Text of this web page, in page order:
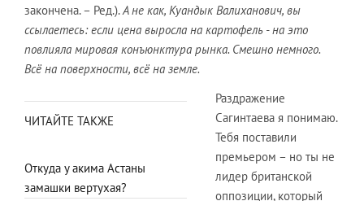
закончена. – Ред.).А не как, Куандык Валиханович, вы
ссылаетесь: если цена выросла на картофель - на это
повлияла мировая конъюнктура рынка. Смешно немного.
Всё на поверхности, всё на земле.
ЧИТАЙТЕ ТАКЖЕ
Откуда у акима Астаны
замашки вертухая?
Раздражение
Сагинтаева я понимаю.
Тебя поставили
премьером – но ты не
лидер британской
оппозиции, который